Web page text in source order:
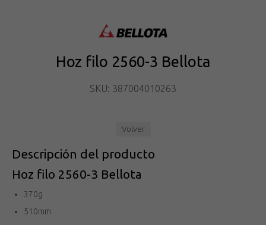
Hoz filo 2560-3 Bellota
SKU: 387004010263
Volver
Descripción del producto
Hoz filo 2560-3 Bellota
370g
510mm